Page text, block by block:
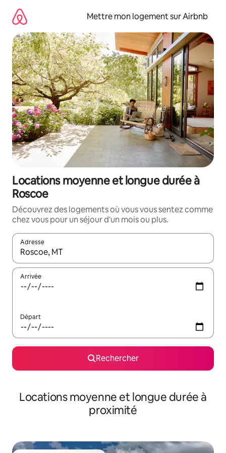
directement
contenu
Mettre mon logement sur Airbnb
Locations moyenne et longue durée à
Roscoe
Découvrez des logements où vous vous sentez comme
chez vous pour un séjour d'un mois ou plus.
Adresse
Lorsque les résultats s'affichent, utilisez les flèches vers le
Arrivée
Départ
Rechercher
Locations moyenne et longue durée à
proximité